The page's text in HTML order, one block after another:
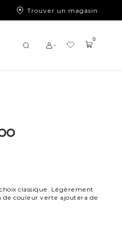
Trouver un magasin
0
classique. Légèrement
de couleur verte ajoutera de